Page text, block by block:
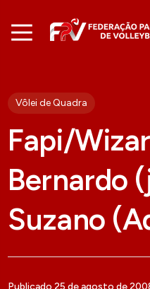
Vôlei de Quadra
Fapi/
Bernardo
Suzano
Publicado 25 de agosto de